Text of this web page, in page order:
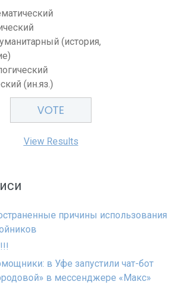
(история,
(ин.яз.)
View Results
причины использования
в Уфе запустили чат-бот
в мессенджере «Макс»